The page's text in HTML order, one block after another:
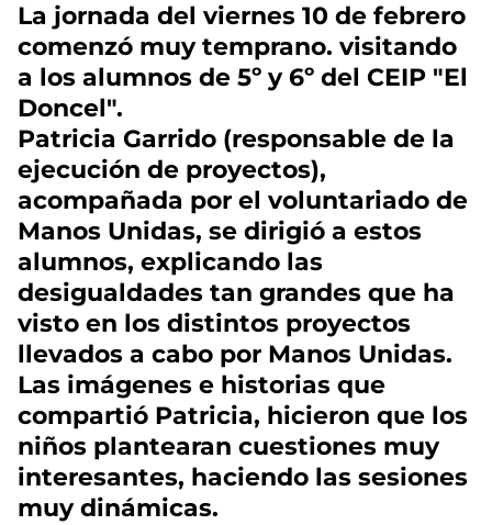
La jornada del viernes 10 de febrero
comenzó muy temprano. visitando
a los alumnos de 5º y 6º del CEIP "El
Doncel".
Patricia Garrido (responsable de la
ejecución de proyectos),
acompañada por el voluntariado de
Manos Unidas, se dirigió a estos
alumnos, explicando las
desigualdades tan grandes que ha
visto en los distintos proyectos
llevados a cabo por Manos Unidas.
Las imágenes e historias que
compartió Patricia, hicieron que los
niños plantearan cuestiones muy
interesantes, haciendo las sesiones
muy dinámicas.